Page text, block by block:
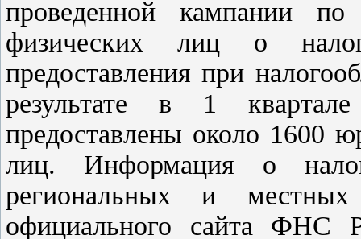
проведенной кампании
физических лиц о
предоставления при
результате в 1
предоставлены около 1600
лиц. Информация о
региональных и
официального сайта ФНС